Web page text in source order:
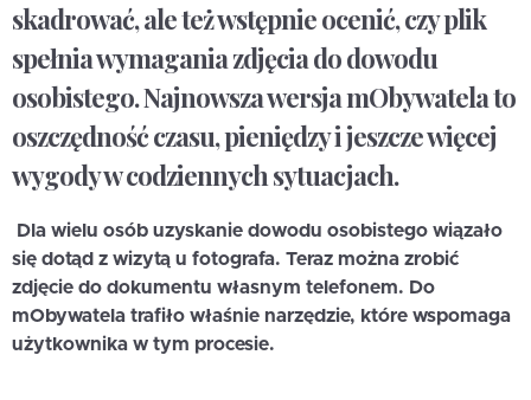
skadrować, ale też wstępnie ocenić, czy plik
spełnia wymagania zdjęcia do dowodu
osobistego. Najnowsza wersja mObywatela to
oszczędność czasu, pieniędzy i jeszcze więcej
wygody w codziennych sytuacjach.
Dla wielu osób uzyskanie dowodu osobistego wiązało
się dotąd z wizytą u fotografa. Teraz można zrobić
zdjęcie do dokumentu własnym telefonem. Do
mObywatela trafiło właśnie narzędzie, które wspomaga
użytkownika w tym procesie.